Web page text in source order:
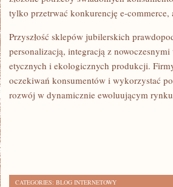
tylko przetrwać konkurencję e-
Przyszłość sklepów jubilerskich
personalizacją, integracją z
etycznych i ekologicznych produkcji.
oczekiwań konsumentów i wykorzystać
rozwój w dynamicznie ewoluującym
CATEGORIES: BLOG INTERNETOWY